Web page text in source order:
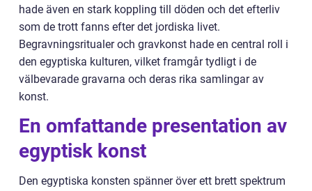
hade även en stark koppling till döden och det efterliv
som de trott fanns efter det jordiska livet.
Begravningsritualer och gravkonst hade en central roll i
den egyptiska kulturen, vilket framgår tydligt i de
välbevarade gravarna och deras rika samlingar av
konst.
En omfattande presentation av
egyptisk konst
Den egyptiska konsten spänner över ett brett spektrum